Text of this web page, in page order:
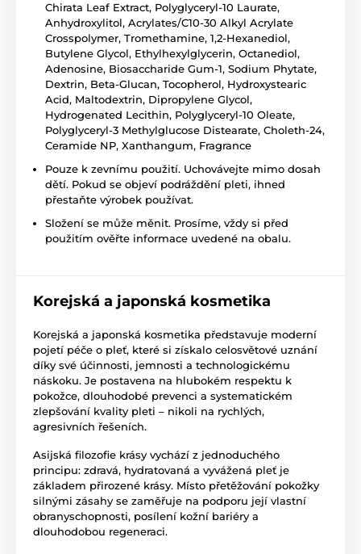
Chirata Leaf Extract, Polyglyceryl-10 Laurate,
Anhydroxylitol, Acrylates/C10-30 Alkyl Acrylate
Crosspolymer, Tromethamine, 1,2-Hexanediol,
Butylene Glycol, Ethylhexylglycerin, Octanediol,
Adenosine, Biosaccharide Gum-1, Sodium Phytate,
Dextrin, Beta-Glucan, Tocopherol, Hydroxystearic
Acid, Maltodextrin, Dipropylene Glycol,
Hydrogenated Lecithin, Polyglyceryl-10 Oleate,
Polyglyceryl-3 Methylglucose Distearate, Choleth-24,
Ceramide NP, Xanthangum, Fragrance
Pouze k zevnímu použití. Uchovávejte mimo dosah
dětí. Pokud se objeví podráždění pleti, ihned
přestaňte výrobek používat.
Složení se může měnit. Prosíme, vždy si před
použitím ověřte informace uvedené na obalu.
Korejská a japonská kosmetika
Korejská a japonská kosmetika představuje moderní
pojetí péče o pleť, které si získalo celosvětové uznání
díky své účinnosti, jemnosti a technologickému
náskoku. Je postavena na hlubokém respektu k
pokožce, dlouhodobé prevenci a systematickém
zlepšování kvality pleti – nikoli na rychlých,
agresivních řešeních.
Asijská filozofie krásy vychází z jednoduchého
principu: zdravá, hydratovaná a vyvážená pleť je
základem přirozené krásy. Místo přetěžování pokožky
silnými zásahy se zaměřuje na podporu její vlastní
obranyschopnosti, posílení kožní bariéry a
dlouhodobou regeneraci.